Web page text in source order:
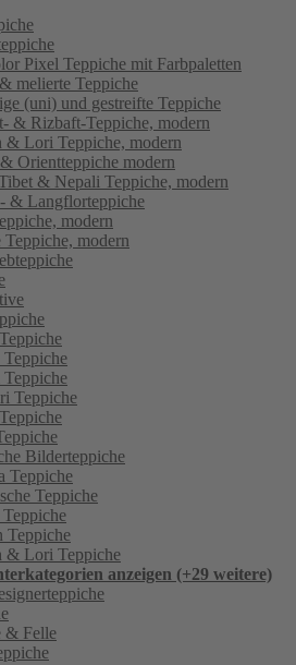
Pixel Teppiche mit Farbpaletten
melierte Teppiche
(uni) und gestreifte Teppiche
& Rizbaft-Teppiche, modern
& Lori Teppiche, modern
Orientteppiche modern
& Nepali Teppiche, modern
& Langflorteppiche
modern
Teppiche, modern
Teppiche
Bilderteppiche
Teppiche
Teppiche
Teppiche
& Lori Teppiche
anzeigen (+29 weitere)
& Felle